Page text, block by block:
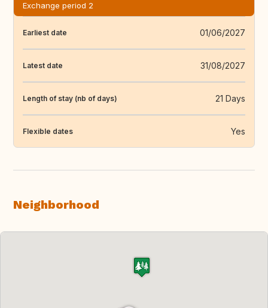
Exchange period 2
Earliest date 01/06/2027
Latest date 31/08/2027
Length of stay (nb of days) 21 Days
Flexible dates Yes
Neighborhood